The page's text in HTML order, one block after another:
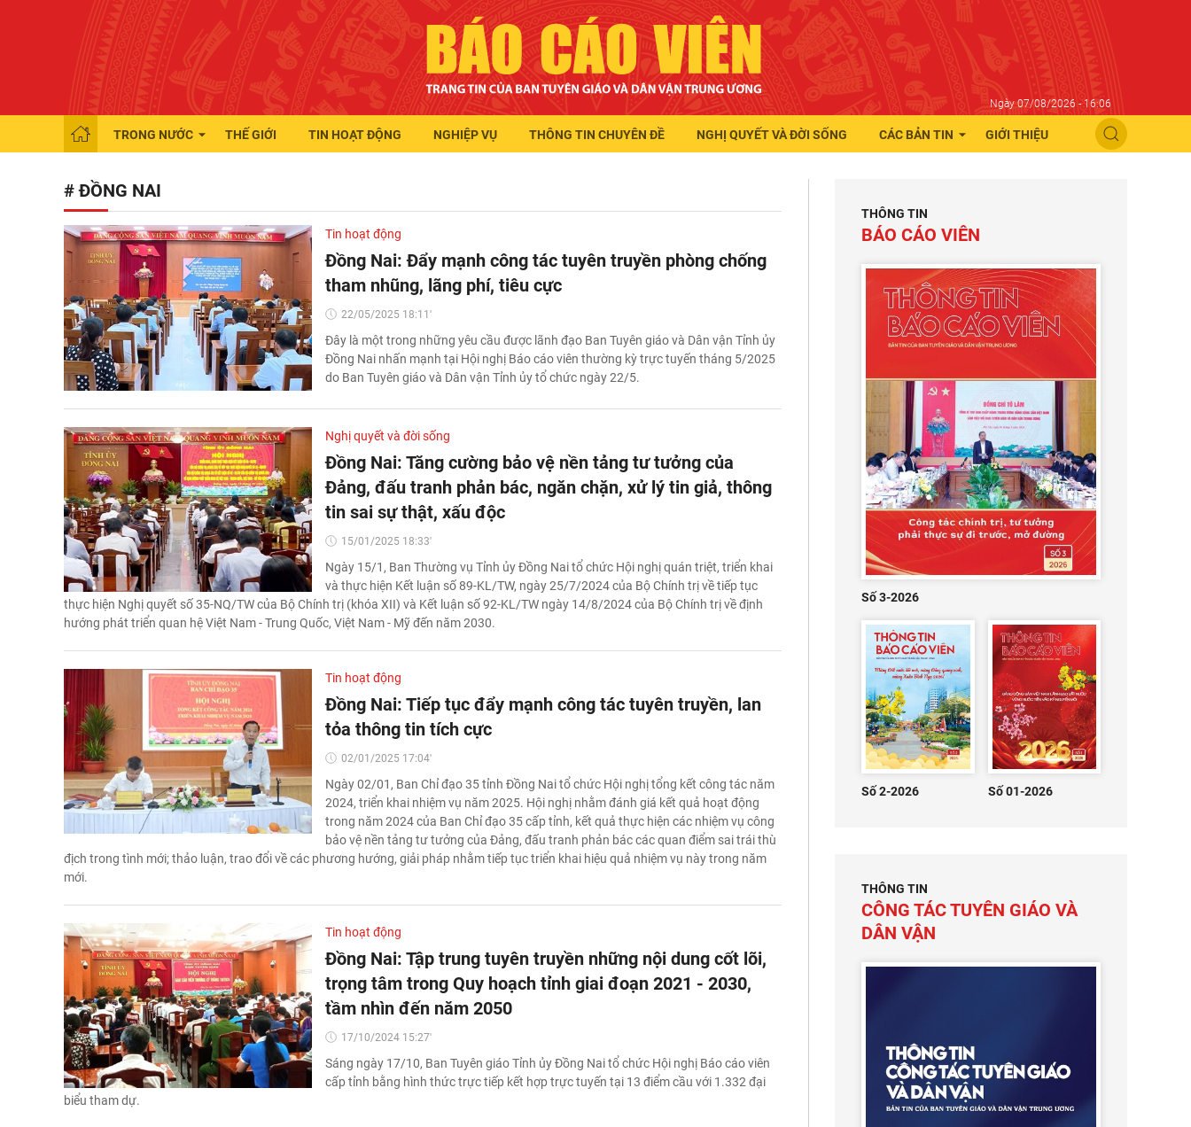
Ngày 07/08/2026 - 16:06
TRONG NƯỚC THẾ GIỚI TIN HOẠT ĐỘNG NGHIỆP VỤ THÔNG TIN CHUYÊN ĐỀ NGHỊ QUYẾT VÀ ĐỜI SỐNG CÁC BẢN TIN GIỚI THIỆU
# ĐỒNG NAI
Tin hoạt động
Đồng Nai: Đẩy mạnh công tác tuyên truyền phòng chống
tham nhũng, lãng phí, tiêu cực
22/05/2025 18:11'
Đây là một trong những yêu cầu được lãnh đạo Ban Tuyên giáo và Dân vận Tỉnh ủy
Đồng Nai nhấn mạnh tại Hội nghị Báo cáo viên thường kỳ trực tuyến tháng 5/2025
do Ban Tuyên giáo và Dân vận Tỉnh ủy tổ chức ngày 22/5.
Nghị quyết và đời sống
Đồng Nai: Tăng cường bảo vệ nền tảng tư tưởng của
Đảng, đấu tranh phản bác, ngăn chặn, xử lý tin giả, thông
tin sai sự thật, xấu độc
15/01/2025 18:33'
Ngày 15/1, Ban Thường vụ Tỉnh ủy Đồng Nai tổ chức Hội nghị quán triệt, triển khai
và thực hiện Kết luận số 89-KL/TW, ngày 25/7/2024 của Bộ Chính trị về tiếp tục
thực hiện Nghị quyết số 35-NQ/TW của Bộ Chính trị (khóa XII) và Kết luận số 92-KL/TW ngày 14/8/2024 của Bộ Chính trị về định
hướng phát triển quan hệ Việt Nam - Trung Quốc, Việt Nam - Mỹ đến năm 2030.
Tin hoạt động
Đồng Nai: Tiếp tục đẩy mạnh công tác tuyên truyền, lan
tỏa thông tin tích cực
02/01/2025 17:04'
Ngày 02/01, Ban Chỉ đạo 35 tỉnh Đồng Nai tổ chức Hội nghị tổng kết công tác năm
2024, triển khai nhiệm vụ năm 2025. Hội nghị nhằm đánh giá kết quả hoạt động
trong năm 2024 của Ban Chỉ đạo 35 cấp tỉnh, kết quả thực hiện các nhiệm vụ công
bảo vệ nền tảng tư tưởng của Đảng, đấu tranh phản bác các quan điểm sai trái thù
địch trong tình mới; thảo luận, trao đổi về các phương hướng, giải pháp nhằm tiếp tục triển khai hiệu quả nhiệm vụ này trong năm
mới.
Tin hoạt động
Đồng Nai: Tập trung tuyên truyền những nội dung cốt lõi,
trọng tâm trong Quy hoạch tỉnh giai đoạn 2021 - 2030,
tầm nhìn đến năm 2050
17/10/2024 15:27'
Sáng ngày 17/10, Ban Tuyên giáo Tỉnh ủy Đồng Nai tổ chức Hội nghị Báo cáo viên
cấp tỉnh bằng hình thức trực tiếp kết hợp trực tuyến tại 13 điểm cầu với 1.332 đại
biểu tham dự.
THÔNG TIN
BÁO CÁO VIÊN
Số 3-2026
Số 2-2026 Số 01-2026
THÔNG TIN
CÔNG TÁC TUYÊN GIÁO VÀ
DÂN VẬN